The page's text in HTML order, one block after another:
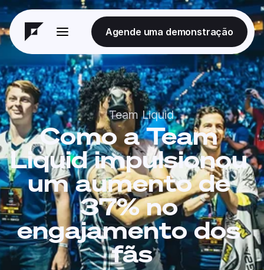
Agende uma demonstração
Team Liquid
Como a Team
Liquid impulsionou
um aumento de
37% no
engajamento dos
fãs